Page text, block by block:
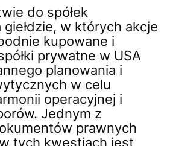
do spółek
w których akcje
kupowane i
prywatne w USA
planowania i
w celu
operacyjnej i
Jednym z
prawnych
tych kwestiach jest